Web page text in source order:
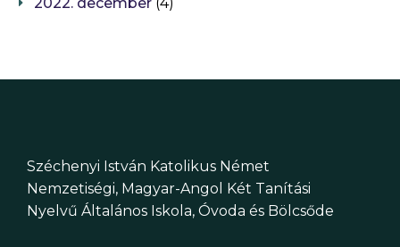
Széchenyi István Katolikus Német
Nemzetiségi, Magyar-Angol Két Tanítási
Nyelvű Általános Iskola, Óvoda és Bölcsőde